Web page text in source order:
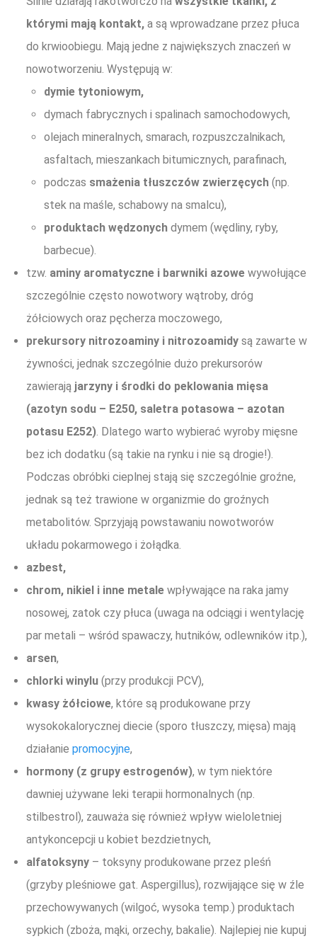
którymi mają kontakt, a są wprowadzane przez płuca
do krwioobiegu. Mają jedne z największych znaczeń w
nowotworzeniu. Występują w:
dymie tytoniowym,
dymach fabrycznych i spalinach samochodowych,
olejach mineralnych, smarach, rozpuszczalnikach,
asfaltach, mieszankach bitumicznych, parafinach,
podczas smażenia tłuszczów zwierzęcych (np.
stek na maśle, schabowy na smalcu),
produktach wędzonych dymem (wędliny, ryby,
barbecue).
tzw. aminy aromatyczne i barwniki azowe wywołujące
szczególnie często nowotwory wątroby, dróg
żółciowych oraz pęcherza moczowego,
prekursory nitrozoaminy i nitrozoamidy są zawarte w
żywności, jednak szczególnie dużo prekursorów
zawierają jarzyny i środki do peklowania mięsa
(azotyn sodu – E250, saletra potasowa – azotan
potasu E252). Dlatego warto wybierać wyroby mięsne
bez ich dodatku (są takie na rynku i nie są drogie!).
Podczas obróbki cieplnej stają się szczególnie groźne,
jednak są też trawione w organizmie do groźnych
metabolitów. Sprzyjają powstawaniu nowotworów
układu pokarmowego i żołądka.
azbest,
chrom, nikiel i inne metale wpływające na raka jamy
nosowej, zatok czy płuca (uwaga na odciągi i wentylację
par metali – wśród spawaczy, hutników, odlewników itp.),
arsen,
chlorki winylu (przy produkcji PCV),
kwasy żółciowe, które są produkowane przy
wysokokalorycznej diecie (sporo tłuszczy, mięsa) mają
działanie promocyjne,
hormony (z grupy estrogenów), w tym niektóre
dawniej używane leki terapii hormonalnych (np.
stilbestrol), zauważa się również wpływ wieloletniej
antykoncepcji u kobiet bezdzietnych,
alfatoksyny – toksyny produkowane przez pleśń
(grzyby pleśniowe gat. Aspergillus), rozwijające się w źle
przechowywanych (wilgoć, wysoka temp.) produktach
sypkich (zboża, mąki, orzechy, bakalie). Najlepiej nie kupuj